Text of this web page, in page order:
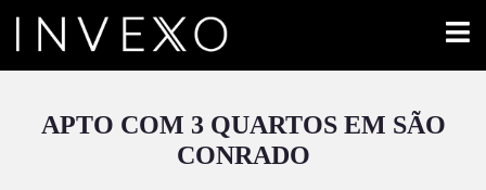
APTO COM 3 QUARTOS EM SÃO
CONRADO